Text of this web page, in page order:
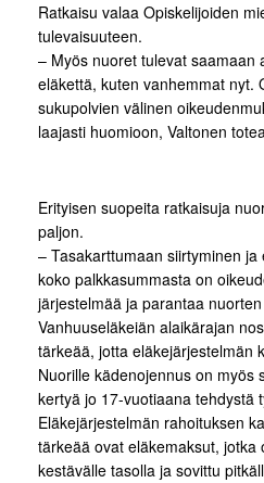
Ratkaisu valaa Opiskelijoiden
tulevaisuuteen.
– Myös nuoret tulevat saamaan
eläkettä, kuten vanhemmat nyt.
sukupolvien välinen
laajasti huomioon, Valtonen
Erityisen suopeita ratkaisuja
paljon.
– Tasakarttumaan siirtyminen ja
koko palkkasummasta on
järjestelmää ja parantaa
Vanhuuseläkeiän alaikärajan
tärkeää, jotta eläkejärjestelmän
Nuorille kädenojennus on myös
kertyä jo 17-vuotiaana tehdystä
Eläkejärjestelmän rahoituksen
tärkeää ovat eläkemaksut, jotka
kestävälle tasolla ja sovittu